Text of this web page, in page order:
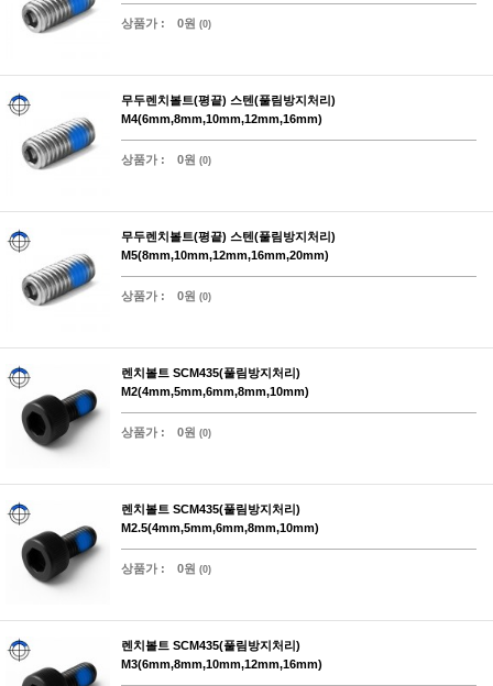
상품가 : 0원 (0)
무두렌치볼트(평끝) 스텐(풀림방지처리)
M4(6mm,8mm,10mm,12mm,16mm)
상품가 : 0원 (0)
무두렌치볼트(평끝) 스텐(풀림방지처리)
M5(8mm,10mm,12mm,16mm,20mm)
상품가 : 0원 (0)
렌치볼트 SCM435(풀림방지처리)
M2(4mm,5mm,6mm,8mm,10mm)
상품가 : 0원 (0)
렌치볼트 SCM435(풀림방지처리)
M2.5(4mm,5mm,6mm,8mm,10mm)
상품가 : 0원 (0)
렌치볼트 SCM435(풀림방지처리)
M3(6mm,8mm,10mm,12mm,16mm)